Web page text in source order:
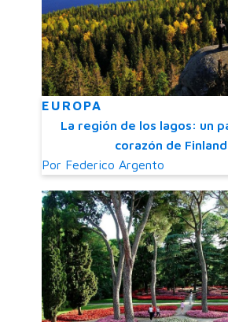
EUROPA
La región de los lagos: un
corazón de
Por Federico Argento